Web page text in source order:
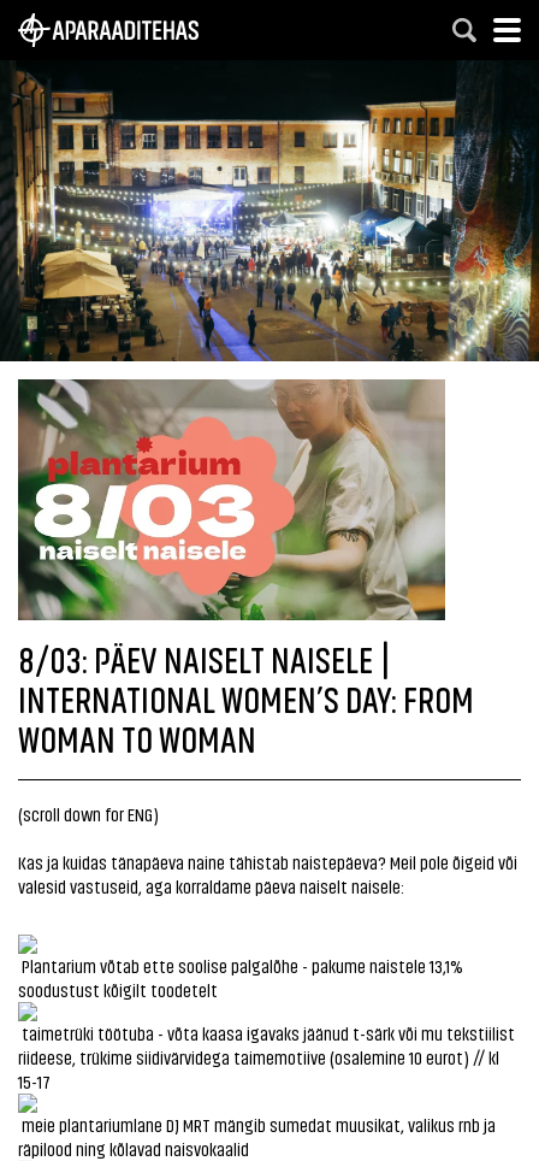
8/03: PÄEV NAISELT NAISELE |
INTERNATIONAL WOMEN’S DAY: FROM
WOMAN TO WOMAN
(scroll down for ENG)
Kas ja kuidas tänapäeva naine tähistab naistepäeva? Meil pole õigeid või
valesid vastuseid, aga korraldame päeva naiselt naisele:
Plantarium võtab ette soolise palgalõhe - pakume naistele 13,1%
soodustust kõigilt toodetelt
taimetrüki töötuba - võta kaasa igavaks jäänud t-särk või mu tekstiilist
riideese, trükime siidivärvidega taimemotiive (osalemine 10 eurot) // kl
15-17
meie plantariumlane DJ MRT mängib sumedat muusikat, valikus rnb ja
räpilood ning kõlavad naisvokaalid